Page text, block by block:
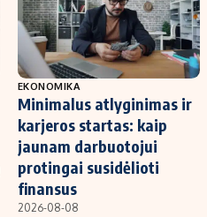
EKONOMIKA
Minimalus atlyginimas ir
karjeros startas: kaip
jaunam darbuotojui
protingai susidėlioti
finansus
2026-08-08